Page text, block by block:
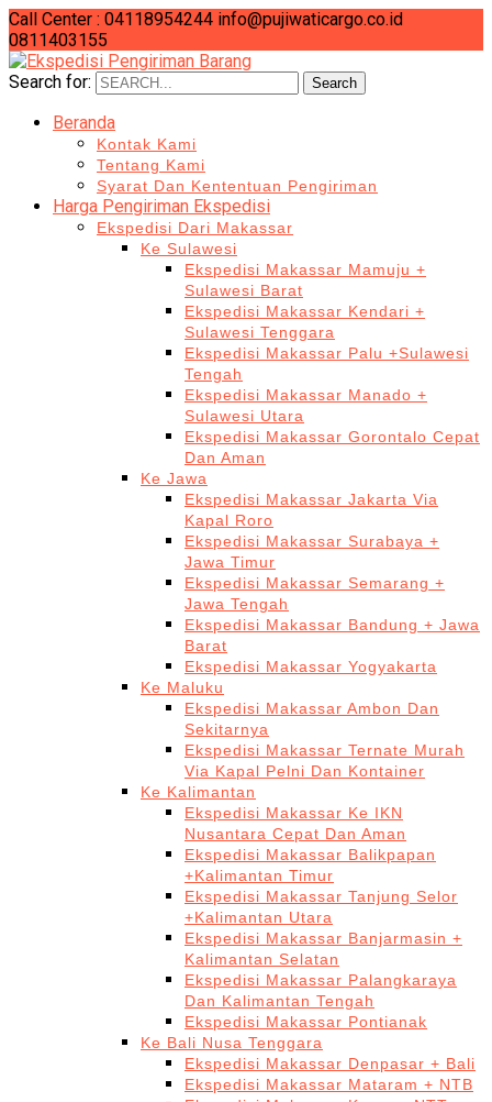
Call Center : 04118954244 info@pujiwaticargo.co.id
0811403155
Search for:
Search
Beranda
Kontak Kami
Tentang Kami
Syarat Dan Kententuan Pengiriman
Harga Pengiriman Ekspedisi
Ekspedisi Dari Makassar
Ke Sulawesi
Ekspedisi Makassar Mamuju +
Sulawesi Barat
Ekspedisi Makassar Kendari +
Sulawesi Tenggara
Ekspedisi Makassar Palu +Sulawesi
Tengah
Ekspedisi Makassar Manado +
Sulawesi Utara
Ekspedisi Makassar Gorontalo Cepat
Dan Aman
Ke Jawa
Ekspedisi Makassar Jakarta Via
Kapal Roro
Ekspedisi Makassar Surabaya +
Jawa Timur
Ekspedisi Makassar Semarang +
Jawa Tengah
Ekspedisi Makassar Bandung + Jawa
Barat
Ekspedisi Makassar Yogyakarta
Ke Maluku
Ekspedisi Makassar Ambon Dan
Sekitarnya
Ekspedisi Makassar Ternate Murah
Via Kapal Pelni Dan Kontainer
Ke Kalimantan
Ekspedisi Makassar Ke IKN
Nusantara Cepat Dan Aman
Ekspedisi Makassar Balikpapan
+Kalimantan Timur
Ekspedisi Makassar Tanjung Selor
+Kalimantan Utara
Ekspedisi Makassar Banjarmasin +
Kalimantan Selatan
Ekspedisi Makassar Palangkaraya
Dan Kalimantan Tengah
Ekspedisi Makassar Pontianak
Ke Bali Nusa Tenggara
Ekspedisi Makassar Denpasar + Bali
Ekspedisi Makassar Mataram + NTB